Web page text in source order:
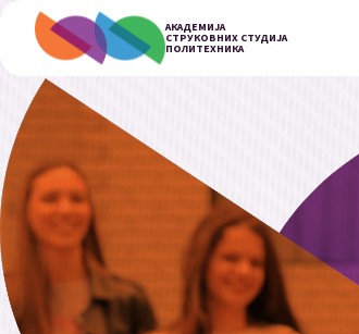
АКАДЕМИЈА
СТРУКОВНИХ СТУДИЈА
ПОЛИТЕХНИКА